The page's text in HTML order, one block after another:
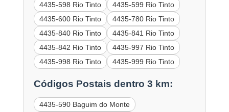
4435-598 Rio Tinto
4435-599 Rio Tinto
4435-600 Rio Tinto
4435-780 Rio Tinto
4435-840 Rio Tinto
4435-841 Rio Tinto
4435-842 Rio Tinto
4435-997 Rio Tinto
4435-998 Rio Tinto
4435-999 Rio Tinto
Códigos Postais dentro 3 km:
4435-590 Baguim do Monte